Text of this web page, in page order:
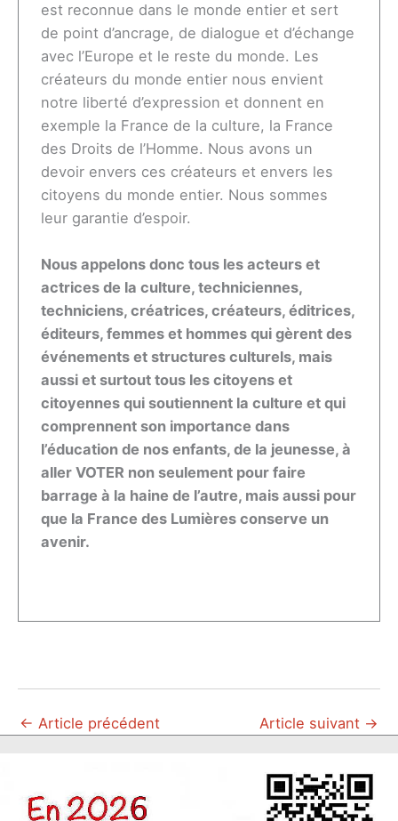
est reconnue dans le monde entier et sert
de point d’ancrage, de dialogue et d’échange
avec l’Europe et le reste du monde. Les
créateurs du monde entier nous envient
notre liberté d’expression et donnent en
exemple la France de la culture, la France
des Droits de l’Homme. Nous avons un
devoir envers ces créateurs et envers les
citoyens du monde entier. Nous sommes
leur garantie d’espoir.
Nous appelons donc tous les acteurs et
actrices de la culture, techniciennes,
techniciens, créatrices, créateurs, éditrices,
éditeurs, femmes et hommes qui gèrent des
événements et structures culturels, mais
aussi et surtout tous les citoyens et
citoyennes qui soutiennent la culture et qui
comprennent son importance dans
l’éducation de nos enfants, de la jeunesse, à
aller VOTER non seulement pour faire
barrage à la haine de l’autre, mais aussi pour
que la France des Lumières conserve un
avenir.
← Article précédent Article suivant →